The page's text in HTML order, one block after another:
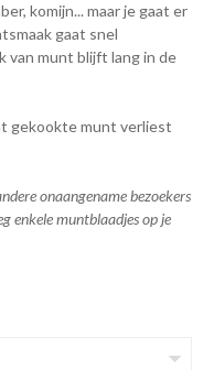
komijn... maar je gaat er
gaat snel
van munt blijft lang in de
gekookte munt verliest
onaangename bezoekers
enkele muntblaadjes op je